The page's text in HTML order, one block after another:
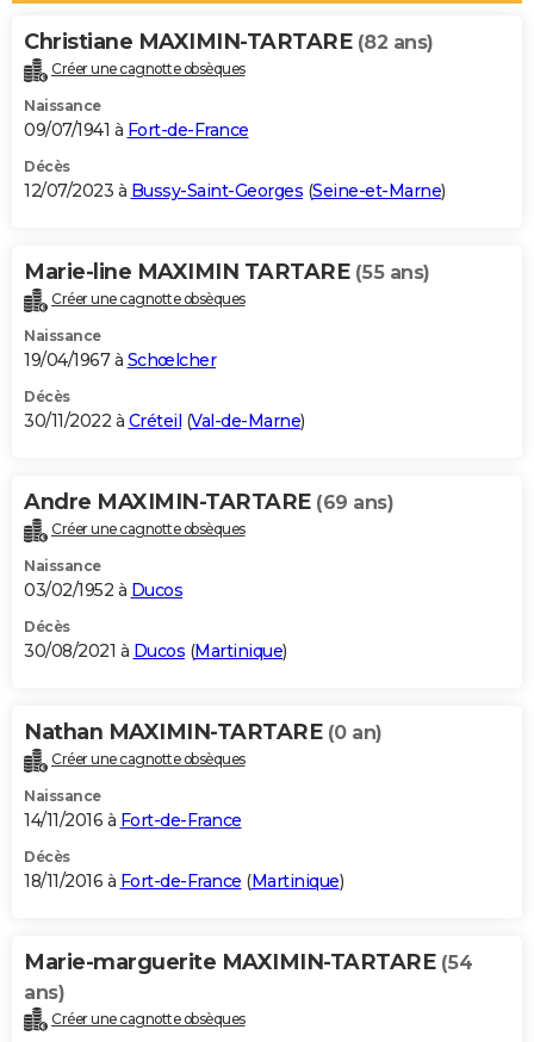
Alimentation
Guide de la santé
Maladies
Médicaments
Sommeil
VOYAGE
Destinations
City break
Voyage nature
Voyage de noces
Forum
Climat
+PHOTO
GUIDES D'ACHAT
BONS PLANS
Carte de Noël
Carte Bonne année
Carte Saint-Valentin
Carte Pâques
Carte d'anniversaire
DICTIONNAIRE
Dictionnaire
Biographies
Citations
Expressions
Proverbes
PROGRAMME TV
S'inscrire
Se connecter
Lycées
Collèges
Primaires
Universités
Entreprises
Service militaire
Avis de recherche
AVIS DE DÉCÈS
Bricolage
Lifestyle
Culture
Sport
Auto
Television
Voyage
Cinema
Christiane MAXIMIN-TARTARE (82 ans)
Créer une cagnotte obsèques
Naissance
09/07/1941 à Fort-de-France
Décès
12/07/2023 à Bussy-Saint-Georges (Seine-et-Marne)
Marie-line MAXIMIN TARTARE (55 ans)
Créer une cagnotte obsèques
Naissance
19/04/1967 à Schœlcher
Décès
30/11/2022 à Créteil (Val-de-Marne)
Andre MAXIMIN-TARTARE (69 ans)
Créer une cagnotte obsèques
Naissance
03/02/1952 à Ducos
Décès
30/08/2021 à Ducos (Martinique)
Nathan MAXIMIN-TARTARE (0 an)
Créer une cagnotte obsèques
Naissance
14/11/2016 à Fort-de-France
Décès
18/11/2016 à Fort-de-France (Martinique)
Marie-marguerite MAXIMIN-TARTARE (54
ans)
Créer une cagnotte obsèques